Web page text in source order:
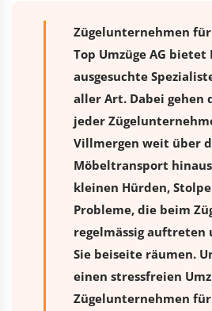
Zügelunternehmen
Top Umzüge AG bietet
ausgesuchte
aller Art. Dabei gehen
jeder
Villmergen weit über
Möbeltransport
kleinen Hürden,
Probleme, die beim
regelmässig
Sie beiseite räumen.
einen stressfreien
Zügelunternehmen